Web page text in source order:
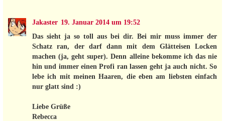
Jakaster 19. Januar 2014 um 19:52
Das sieht ja so toll aus bei dir. Bei mir muss immer der
Schatz ran, der darf dann mit dem Glätteisen Locken
machen (ja, geht super). Denn alleine bekomme ich das nie
hin und immer einen Profi ran lassen geht ja auch nicht. So
lebe ich mit meinen Haaren, die eben am liebsten einfach
nur glatt sind :)
Liebe Grüße
Rebecca